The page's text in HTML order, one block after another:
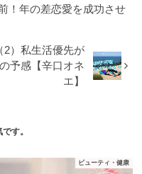
！年の差恋愛を成功させ
）私生活優先が
予感【辛口オネ
エ】
す。
ビューティ・健康